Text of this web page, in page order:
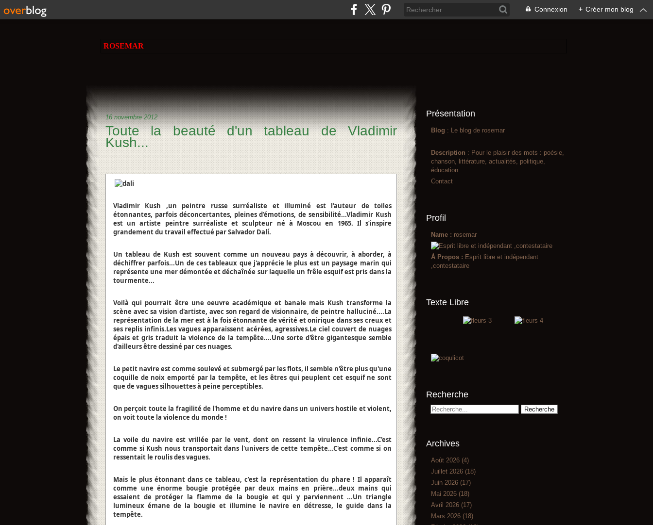
Connexion + Créer mon blog
ROSEMAR
16 novembre 2012
Toute la beauté d'un tableau de Vladimir
Kush...
Vladimir Kush ,un peintre russe surréaliste et illuminé est l'auteur de toiles
étonnantes, parfois déconcertantes, pleines d'émotions, de sensibilité...Vladimir Kush
est un artiste peintre surréaliste et sculpteur né à Moscou en 1965. Il s’inspire
grandement du travail effectué par Salvador Dalí.
Un tableau de Kush est souvent comme un nouveau pays à découvrir, à aborder, à
déchiffrer parfois...Un de ces tableaux que j'apprécie le plus est un paysage marin qui
représente une mer démontée et déchaînée sur laquelle un frêle esquif est pris dans la
tourmente...
Voilà qui pourrait être une oeuvre académique et banale mais Kush transforme la
scène avec sa vision d'artiste, avec son regard de visionnaire, de peintre halluciné....La
représentation de la mer est à la fois étonnante de vérité et onirique dans ses creux et
ses replis infinis.Les vagues apparaissent acérées, agressives.Le ciel couvert de nuages
épais et gris traduit la violence de la tempête....Une sorte d'être gigantesque semble
d'ailleurs être dessiné par ces nuages.
Le petit navire est comme soulevé et submergé par les flots, il semble n'être plus qu'une
coquille de noix emporté par la tempête, et les êtres qui peuplent cet esquif ne sont
que de vagues silhouettes à peine perceptibles.
On perçoit toute la fragilité de l'homme et du navire dans un univers hostile et violent,
on voit toute la violence du monde !
La voile du navire est vrillée par le vent, dont on ressent la virulence infinie...C'est
comme si Kush nous transportait dans l'univers de cette tempête...C'est comme si on
ressentait le roulis des vagues.
Mais le plus étonnant dans ce tableau, c'est la représentation du phare ! Il apparaît
comme une énorme bougie protégée par deux mains en prière...deux mains qui
essaient de protéger la flamme de la bougie et qui y parviennent ...Un triangle
lumineux émane de la bougie et illumine le navire en détresse, le guide dans la
tempête.
Présentation
Blog : Le blog de rosemar
Description : Pour le plaisir des mots : poésie,
chanson, littérature, actualités, politique,
éducation...
Contact
Profil
Name : rosemar
À Propos : Esprit libre et indépendant
,contestataire
Texte Libre
Recherche
Archives
Août 2026 (4)
Juillet 2026 (18)
Juin 2026 (17)
Mai 2026 (18)
Avril 2026 (17)
Mars 2026 (18)